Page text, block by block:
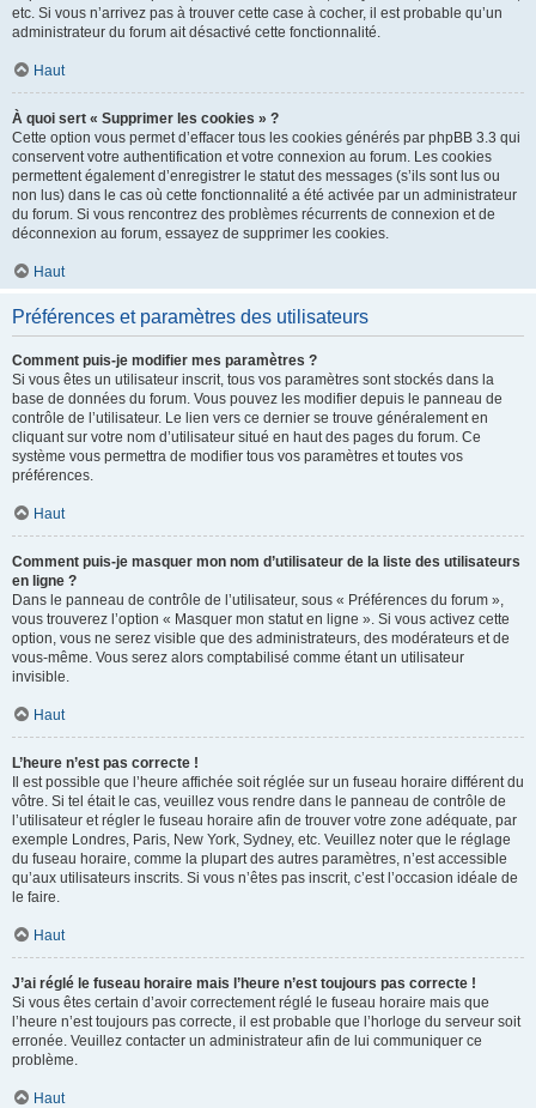
etc. Si vous n’arrivez pas à trouver cette case à cocher, il est probable qu’un
administrateur du forum ait désactivé cette fonctionnalité.
Haut
À quoi sert « Supprimer les cookies » ?
Cette option vous permet d’effacer tous les cookies générés par phpBB 3.3 qui
conservent votre authentification et votre connexion au forum. Les cookies
permettent également d’enregistrer le statut des messages (s’ils sont lus ou
non lus) dans le cas où cette fonctionnalité a été activée par un administrateur
du forum. Si vous rencontrez des problèmes récurrents de connexion et de
déconnexion au forum, essayez de supprimer les cookies.
Haut
Préférences et paramètres des utilisateurs
Comment puis-je modifier mes paramètres ?
Si vous êtes un utilisateur inscrit, tous vos paramètres sont stockés dans la
base de données du forum. Vous pouvez les modifier depuis le panneau de
contrôle de l’utilisateur. Le lien vers ce dernier se trouve généralement en
cliquant sur votre nom d’utilisateur situé en haut des pages du forum. Ce
système vous permettra de modifier tous vos paramètres et toutes vos
préférences.
Haut
Comment puis-je masquer mon nom d’utilisateur de la liste des utilisateurs
en ligne ?
Dans le panneau de contrôle de l’utilisateur, sous « Préférences du forum »,
vous trouverez l’option « Masquer mon statut en ligne ». Si vous activez cette
option, vous ne serez visible que des administrateurs, des modérateurs et de
vous-même. Vous serez alors comptabilisé comme étant un utilisateur
invisible.
Haut
L’heure n’est pas correcte !
Il est possible que l’heure affichée soit réglée sur un fuseau horaire différent du
vôtre. Si tel était le cas, veuillez vous rendre dans le panneau de contrôle de
l’utilisateur et régler le fuseau horaire afin de trouver votre zone adéquate, par
exemple Londres, Paris, New York, Sydney, etc. Veuillez noter que le réglage
du fuseau horaire, comme la plupart des autres paramètres, n’est accessible
qu’aux utilisateurs inscrits. Si vous n’êtes pas inscrit, c’est l’occasion idéale de
le faire.
Haut
J’ai réglé le fuseau horaire mais l’heure n’est toujours pas correcte !
Si vous êtes certain d’avoir correctement réglé le fuseau horaire mais que
l’heure n’est toujours pas correcte, il est probable que l’horloge du serveur soit
erronée. Veuillez contacter un administrateur afin de lui communiquer ce
problème.
Haut